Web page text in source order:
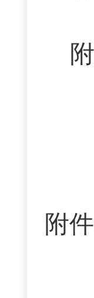
附